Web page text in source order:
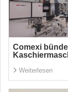
Comexi
Weiterlesen